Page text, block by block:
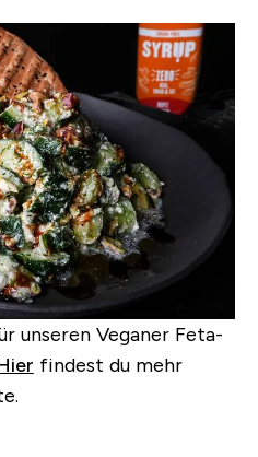
unseren Veganer Feta-
findest du mehr